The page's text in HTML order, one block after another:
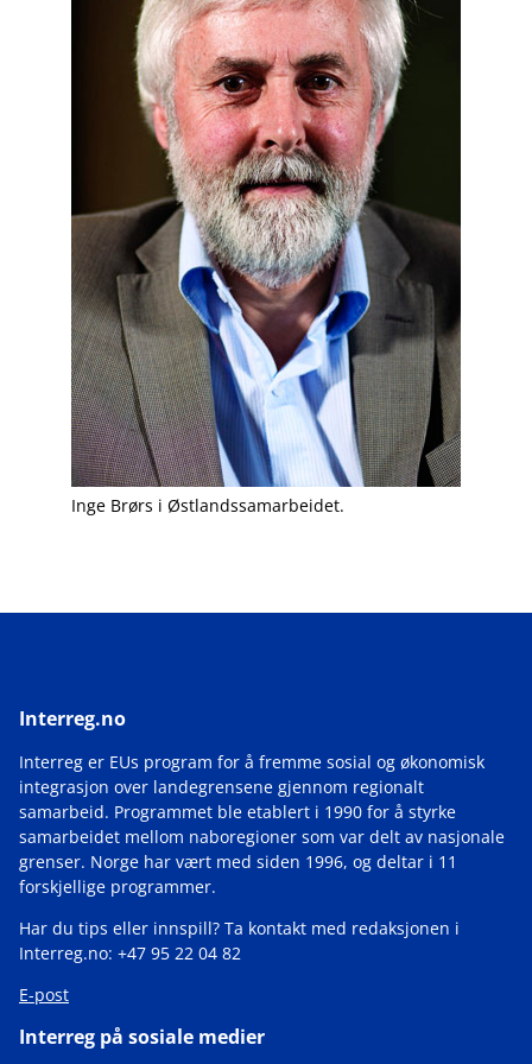
Inge Brørs i Østlandssamarbeidet.
Interreg.no
Interreg er EUs program for å fremme sosial og økonomisk
integrasjon over landegrensene gjennom regionalt
samarbeid. Programmet ble etablert i 1990 for å styrke
samarbeidet mellom naboregioner som var delt av nasjonale
grenser. Norge har vært med siden 1996, og deltar i 11
forskjellige programmer.
Har du tips eller innspill? Ta kontakt med redaksjonen i
Interreg.no: +47 95 22 04 82
E-post
Interreg på sosiale medier